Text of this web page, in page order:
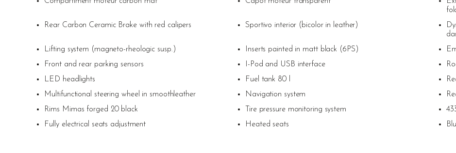
Rear Carbon Ceramic Brake with red calipers
Sportivo interior (bicolor in leather)
Lifting system (magneto-rheologic susp.)
Inserts painted in matt black (6PS)
Front and rear parking sensors
I-Pod and USB interface
LED headlights
Fuel tank 80 l
Multifunctional steering wheel in smoothleather
Navigation system
Rims Mimas forged 20 black
Tire pressure monitoring system
Fully electrical seats adjustment
Heated seats